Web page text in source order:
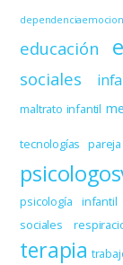
educación
sociales
maltrato infantil
tecnologías pareja
psicología infantil
sociales
terapia